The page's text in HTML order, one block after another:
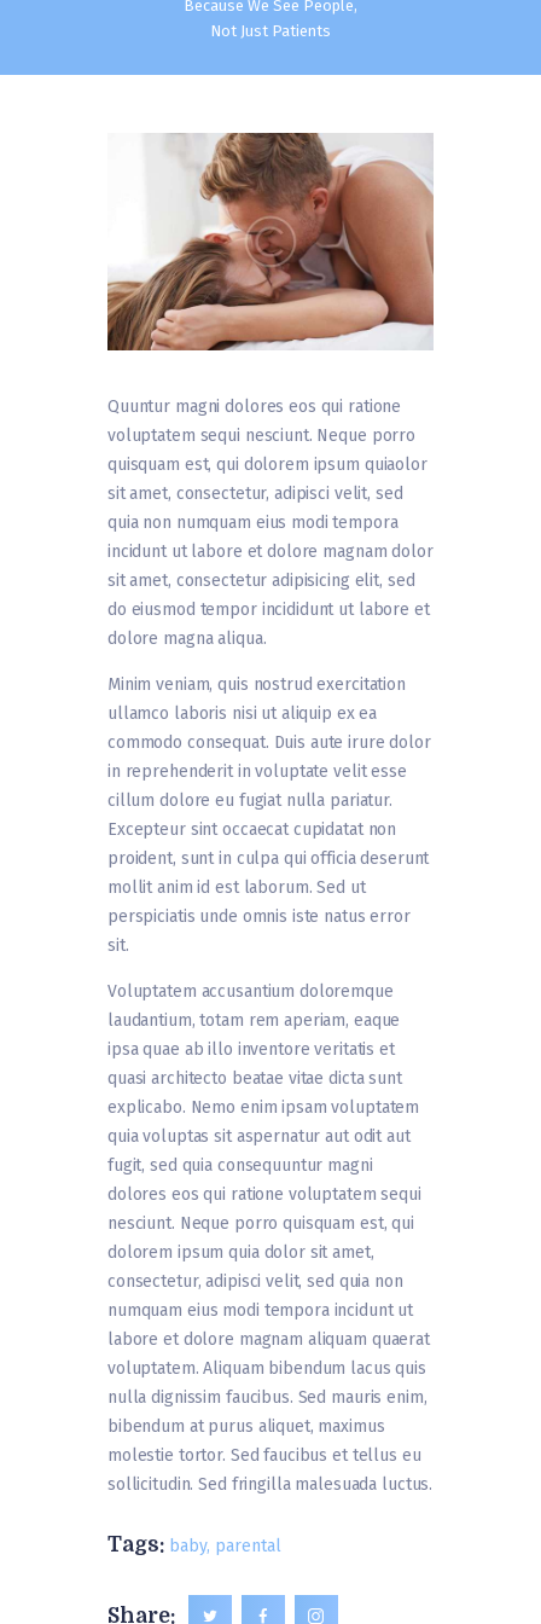
Because We See People,
Not Just Patients
Quuntur magni dolores eos qui ratione
voluptatem sequi nesciunt. Neque porro
quisquam est, qui dolorem ipsum quiaolor
sit amet, consectetur, adipisci velit, sed
quia non numquam eius modi tempora
incidunt ut labore et dolore magnam dolor
sit amet, consectetur adipisicing elit, sed
do eiusmod tempor incididunt ut labore et
dolore magna aliqua.
Minim veniam, quis nostrud exercitation
ullamco laboris nisi ut aliquip ex ea
commodo consequat. Duis aute irure dolor
in reprehenderit in voluptate velit esse
cillum dolore eu fugiat nulla pariatur.
Excepteur sint occaecat cupidatat non
proident, sunt in culpa qui officia deserunt
mollit anim id est laborum. Sed ut
perspiciatis unde omnis iste natus error
sit.
Voluptatem accusantium doloremque
laudantium, totam rem aperiam, eaque
ipsa quae ab illo inventore veritatis et
quasi architecto beatae vitae dicta sunt
explicabo. Nemo enim ipsam voluptatem
quia voluptas sit aspernatur aut odit aut
fugit, sed quia consequuntur magni
dolores eos qui ratione voluptatem sequi
nesciunt. Neque porro quisquam est, qui
dolorem ipsum quia dolor sit amet,
consectetur, adipisci velit, sed quia non
numquam eius modi tempora incidunt ut
labore et dolore magnam aliquam quaerat
voluptatem. Aliquam bibendum lacus quis
nulla dignissim faucibus. Sed mauris enim,
bibendum at purus aliquet, maximus
molestie tortor. Sed faucibus et tellus eu
sollicitudin. Sed fringilla malesuada luctus.
Tags: baby, parental
Share: